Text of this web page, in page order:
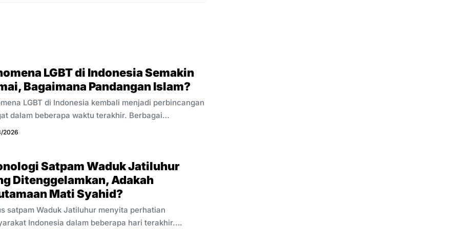
LGBT di Indonesia Semakin
Bagaimana Pandangan Islam?
LGBT di Indonesia kembali menjadi perbincangan
dalam beberapa waktu terakhir. Berbagai
kebijakan pemerintah, dan diskusi publik
sementara sebagian lain menyampaikan kritik dan
dari sudut pandang yang berbeda. Bagi
Muslim, fenomena ini tidak cukup dipahami melalui
atau media sosial saja. Islam telah memberikan
yang jelas tentang fitrah manusia, hubungan laki-
2026
Satpam Waduk Jatiluhur
Ditenggelamkan, Adakah
Mati Syahid?
satpam Waduk Jatiluhur menyita perhatian
Indonesia dalam beberapa hari terakhir.